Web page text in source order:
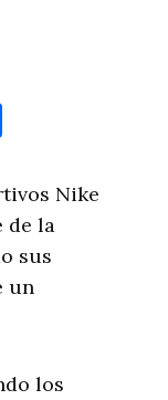
Nike
de la
sus
un
los